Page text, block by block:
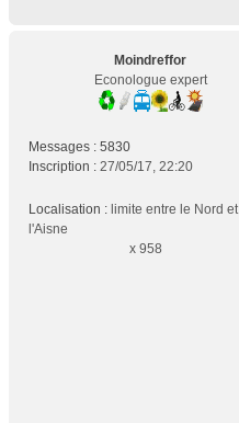
Moindreffor
Econologue expert
Messages : 5830
Inscription : 27/05/17, 22:20
Localisation : limite entre le Nord et
l'Aisne
x 958